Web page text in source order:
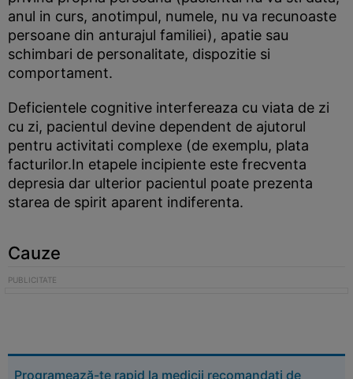
anul in curs, anotimpul, numele, nu va recunoaste
persoane din anturajul familiei), apatie sau
schimbari de personalitate, dispozitie si
comportament.
Deficientele cognitive interfereaza cu viata de zi
cu zi, pacientul devine dependent de ajutorul
pentru activitati complexe (de exemplu, plata
facturilor.In etapele incipiente este frecventa
depresia dar ulterior pacientul poate prezenta
starea de spirit aparent indiferenta.
Cauze
Programează-te rapid la medicii recomandați de